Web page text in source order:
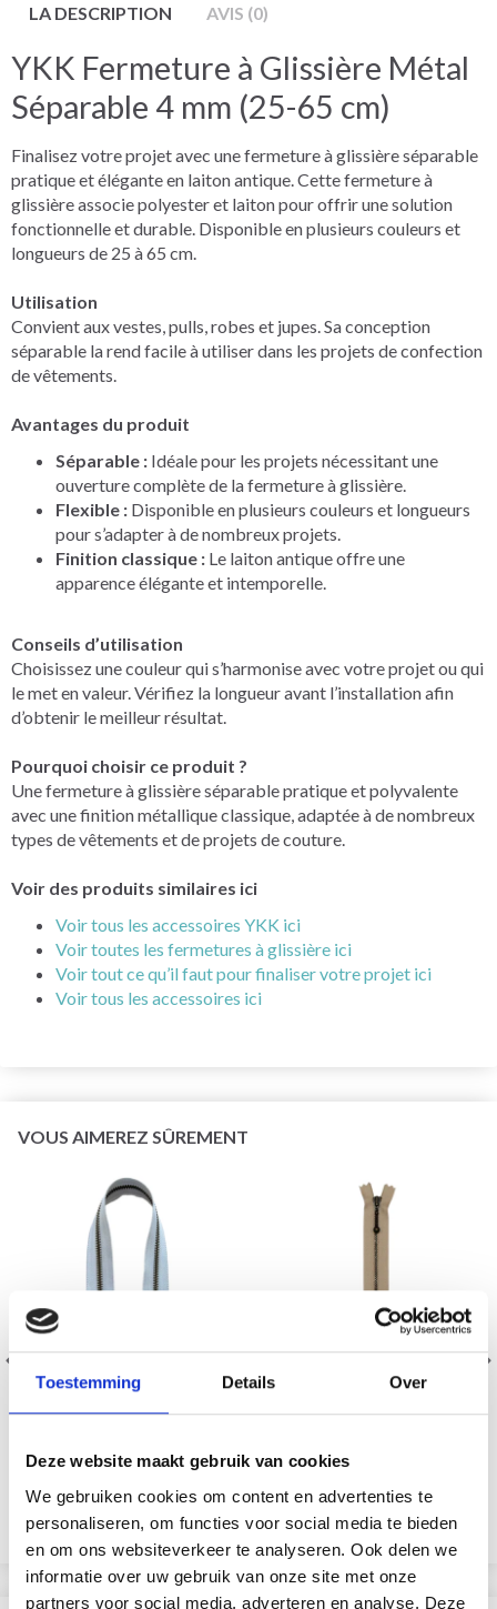
Toestemming Details Over
Deze website maakt gebruik van cookies
We gebruiken cookies om content en advertenties te
personaliseren, om functies voor social media te bieden
en om ons websiteverkeer te analyseren. Ook delen we
informatie over uw gebruik van onze site met onze
partners voor social media, adverteren en analyse. Deze
LA DESCRIPTION AVIS (0)
YKK Fermeture à Glissière Métal
Séparable 4 mm (25-65 cm)
Finalisez votre projet avec une fermeture à glissière séparable
pratique et élégante en laiton antique. Cette fermeture à
glissière associe polyester et laiton pour offrir une solution
fonctionnelle et durable. Disponible en plusieurs couleurs et
longueurs de 25 à 65 cm.
Utilisation
Convient aux vestes, pulls, robes et jupes. Sa conception
séparable la rend facile à utiliser dans les projets de confection
de vêtements.
Avantages du produit
Séparable : Idéale pour les projets nécessitant une
ouverture complète de la fermeture à glissière.
Flexible : Disponible en plusieurs couleurs et longueurs
pour s’adapter à de nombreux projets.
Finition classique : Le laiton antique offre une
apparence élégante et intemporelle.
Conseils d’utilisation
Choisissez une couleur qui s’harmonise avec votre projet ou qui
le met en valeur. Vérifiez la longueur avant l’installation afin
d’obtenir le meilleur résultat.
Pourquoi choisir ce produit ?
Une fermeture à glissière séparable pratique et polyvalente
avec une finition métallique classique, adaptée à de nombreux
types de vêtements et de projets de couture.
Voir des produits similaires ici
Voir tous les accessoires YKK ici
Voir toutes les fermetures à glissière ici
Voir tout ce qu’il faut pour finaliser votre projet ici
Voir tous les accessoires ici
VOUS AIMEREZ SÛREMENT
YKK FERMETURE ÉCLAIR
MM 35 CM
EUR 5.20
Voir toutes les options
YKK FERMETURE ÉCLAIR
23 CM
EUR 4.60
Voir toutes les options